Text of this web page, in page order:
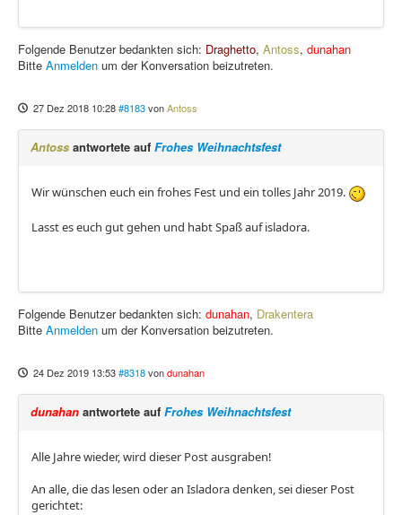
Folgende Benutzer bedankten sich: Draghetto, Antoss, dunahan
Bitte Anmelden um der Konversation beizutreten.
27 Dez 2018 10:28#8183vonAntoss
Antoss antwortete auf Frohes Weihnachtsfest
Wir wünschen euch ein frohes Fest und ein tolles Jahr 2019.
Lasst es euch gut gehen und habt Spaß auf isladora.
Folgende Benutzer bedankten sich: dunahan, Drakentera
Bitte Anmelden um der Konversation beizutreten.
24 Dez 2019 13:53#8318vondunahan
dunahan antwortete auf Frohes Weihnachtsfest
Alle Jahre wieder, wird dieser Post ausgraben!
An alle, die das lesen oder an Isladora denken, sei dieser Post
gerichtet: